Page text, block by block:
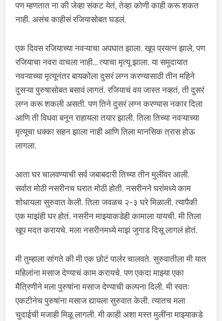
पण म्हणतात ना की जेव्हा संकट येतं, तेव्हा कोणी काही करू शकत
नाही. असंच काहीसं रजियासोबत घडलं.
एक दिवस रजियाच्या नवऱ्याचा अपघात झाला. खूप प्रयत्न झाले, पण
रजियाचा नवरा वाचला नाही… त्याचा मृत्यू झाला. या समुदायात
नवऱ्याच्या मृत्यूनंतर बायकोला दुसरं लग्न करण्यासाठी तीन महिने
दुसऱ्या पुरुषासोबत बसावं लागतं. रजियाचं वय जास्त नव्हतं, ती दुसरं
लग्न करू शकली असती. पण तिने दुसरं लग्न करण्यास नकार दिला
आणि ती विधवा बनून राहायला तयार झाली. तिला तिच्या नवऱ्याच्या
मृत्यूचा धक्का सहन झाला नाही आणि तिला मानसिक त्रास होऊ
लागला.
आता घर चालवण्याची सर्व जबाबदारी तिच्या तीन मुलींवर आली.
सर्वात मोठी नसरीनच घरात मोठी होती. नसरीनने घरांमध्ये काम
शोधायला सुरुवात केली. तिला जवळच २-३ घरे मिळाली. त्यापैकी
एक माझंही घर होतं. नसरीन माझ्याकडेही कामाला यायची. मी तिला
खूप मदत करायचे. मला नसरीनमध्ये माझं जुगाड दिसू लागलं होतं.
मी तुम्हाला सांगते की मी एक छोटं पार्लर चालवते. सुरुवातीला मी यात
महिलांना मसाज देण्याचं काम करायचे. पण एकदा माझ्या एका
मैत्रिणीने मला पुरुषांना मसाज देण्याची कल्पना दिली. मी स्वतः
एकटीनेच पुरुषांना मसाज द्यायला सुरुवात केली. त्यातच मला
चुदाईची मजाही मिळू लागली. मी काही अशा मस्त मुलींना माझ्याकडे